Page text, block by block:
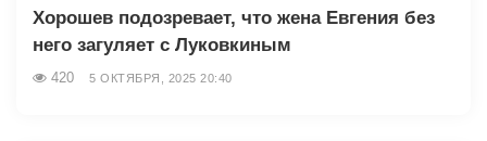
Хорошев подозревает, что жена Евгения без
него загуляет с Луковкиным
420 5 ОКТЯБРЯ, 2025 20:40